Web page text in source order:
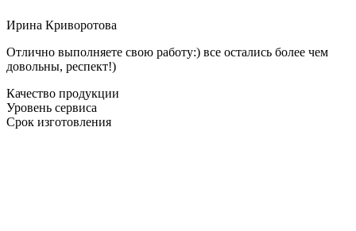
Ирина Криворотова
Отлично выполняете свою работу:) все остались более чем
довольны, респект!)
Качество продукции
Уровень сервиса
Срок изготовления